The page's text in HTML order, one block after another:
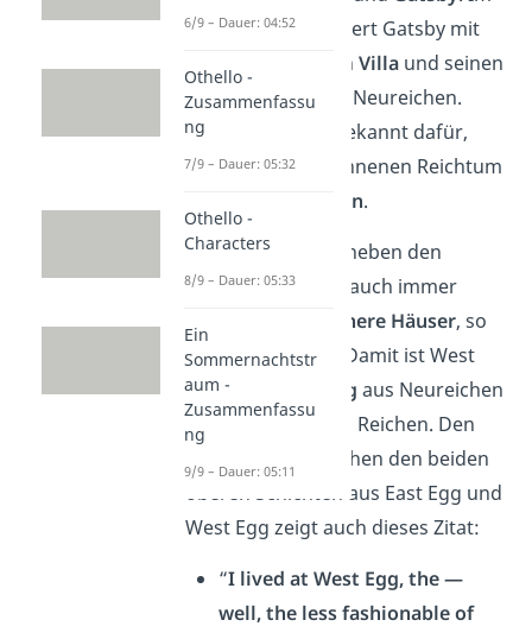
Speziellen verkörpert Gatsby mit
seiner prunkvollenVilla und seinen
großenPartys die Neureichen.
Denn diese sind bekannt dafür,
ihren frisch gewonnenen Reichtum
zur Show zu stellen.
Allerdings gibt es neben den
riesigen Anwesen auch immer
bescheidenere Häuser, so
wie das von Nick. Damit ist West
Egg eine
Mischung aus Neureichen
und anstrebenden Reichen. Den
Unterschied zwischen den beiden
oberen Schichten aus East Egg und
West Egg zeigt auch dieses Zitat:
“I lived at West Egg, the —
well, the less fashionable of
6/9 – Dauer: 04:52
Othello -
Zusammenfassu
ng
7/9 – Dauer: 05:32
Othello -
Characters
8/9 – Dauer: 05:33
Ein
Sommernachtstr
aum -
Zusammenfassu
ng
9/9 – Dauer: 05:11